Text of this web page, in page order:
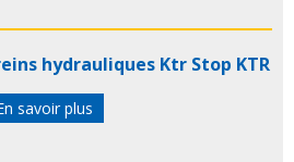
hydrauliques Ktr Stop KTR
savoir plus